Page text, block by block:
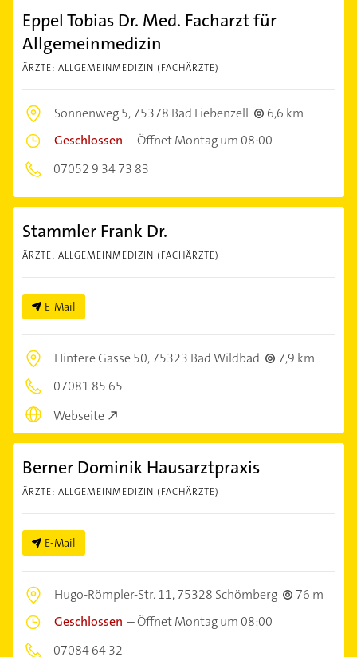
Eppel Tobias Dr. Med. Facharzt für
Allgemeinmedizin
ÄRZTE: ALLGEMEINMEDIZIN (FACHÄRZTE)
Sonnenweg 5,75378 Bad Liebenzell
6,6 km
Geschlossen –Öffnet Montag um 08:00
07052 9 34 73 83
Stammler Frank Dr.
ÄRZTE: ALLGEMEINMEDIZIN (FACHÄRZTE)
E-Mail
Hintere Gasse 50,75323 Bad Wildbad
7,9 km
07081 85 65
Webseite
Berner Dominik Hausarztpraxis
ÄRZTE: ALLGEMEINMEDIZIN (FACHÄRZTE)
E-Mail
Hugo-Römpler-Str. 11,75328 Schömberg
76 m
Geschlossen –Öffnet Montag um 08:00
07084 64 32